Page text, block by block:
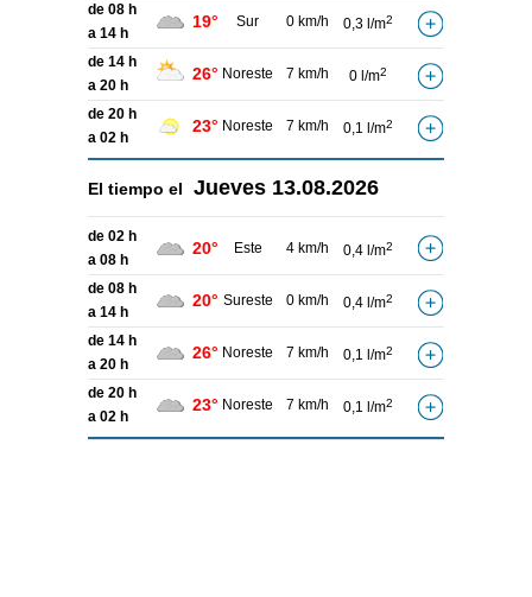
de 08 h
a 14 h
19° Sur 0 km/h 0,3 l/m2
de 14 h
a 20 h
26° Noreste 7 km/h 0 l/m2
de 20 h
a 02 h
23° Noreste 7 km/h 0,1 l/m2
El tiempo el Jueves 13.08.2026
de 02 h
a 08 h
20° Este 4 km/h 0,4 l/m2
de 08 h
a 14 h
20° Sureste 0 km/h 0,4 l/m2
de 14 h
a 20 h
26° Noreste 7 km/h 0,1 l/m2
de 20 h
a 02 h
23° Noreste 7 km/h 0,1 l/m2